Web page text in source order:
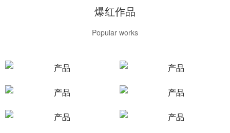
爆红作品
Popular works